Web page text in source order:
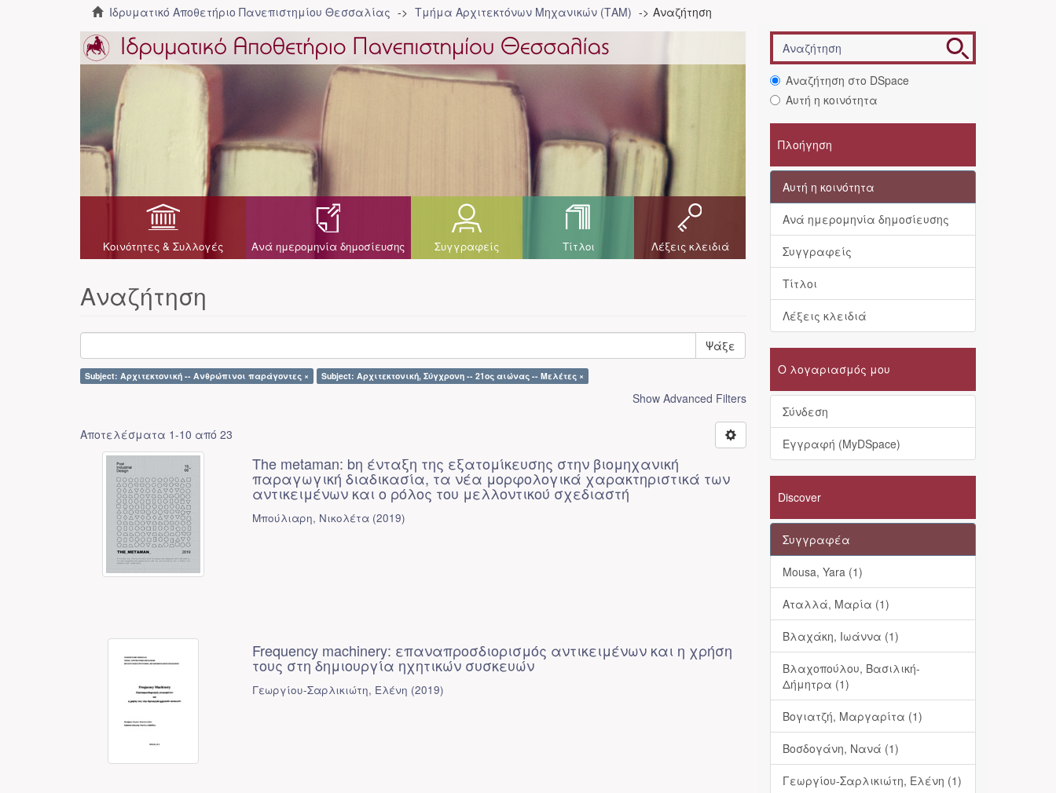
Ιδρυματικό Αποθετήριο Πανεπιστημίου Θεσσαλίας Τμήμα Αρχιτεκτόνων Μηχανικών (ΤΑΜ) Αναζήτηση
Κοινότητες & Συλλογές Ανά ημερομηνία δημοσίευσης Συγγραφείς Τίτλοι Λέξεις κλειδιά
Αναζήτηση
Ψάξε
Subject: Αρχιτεκτονική -- Ανθρώπινοι παράγοντες × Subject: Αρχιτεκτονική, Σύγχρονη -- 21ος αιώνας -- Μελέτες ×
Show Advanced Filters
Αποτελέσματα 1-10 από 23
The metaman: bη ένταξη της εξατομίκευσης στην βιομηχανική
παραγωγική διαδικασία, τα νέα μορφολογικά χαρακτηριστικά των
αντικειμένων και ο ρόλος του μελλοντικού σχεδιαστή
Μπούλιαρη, Νικολέτα (2019)
Frequency machinery: επαναπροσδιορισμός αντικειμένων και η χρήση
τους στη δημιουργία ηχητικών συσκευών
Γεωργίου-Σαρλικιώτη, Ελένη (2019)
Αναζήτηση στο DSpace
Αυτή η κοινότητα
Πλοήγηση
Αυτή η κοινότητα
Ανά ημερομηνία δημοσίευσης
Συγγραφείς
Τίτλοι
Λέξεις κλειδιά
Ο λογαριασμός μου
Σύνδεση
Εγγραφή (MyDSpace)
Discover
Συγγραφέα
Mousa, Yara (1)
Αταλλά, Μαρία (1)
Βλαχάκη, Ιωάννα (1)
Βλαχοπούλου, Βασιλική-
Δήμητρα (1)
Βογιατζή, Μαργαρίτα (1)
Βοσδογάνη, Νανά (1)
Γεωργίου-Σαρλικιώτη, Ελένη (1)